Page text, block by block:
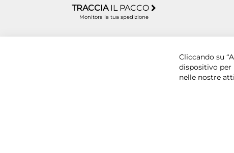
TRACCIA IL PACCO
Monitora la tua spedizione
Copyright © 2025 BYTECNO S.R.L. Cap. Soc.